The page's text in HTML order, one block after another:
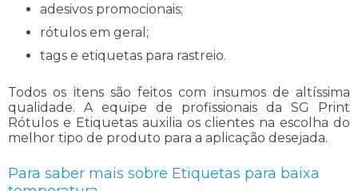
adesivos promocionais;
rótulos em geral;
tags e etiquetas para rastreio.
Todos os itens são feitos com insumos de altíssima
qualidade. A equipe de profissionais da SG Print
Rótulos e Etiquetas auxilia os clientes na escolha do
melhor tipo de produto para a aplicação desejada.
Para saber mais sobre Etiquetas para baixa